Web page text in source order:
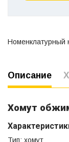
Номенклатурный
Описание
Хомут
Тип: хомут